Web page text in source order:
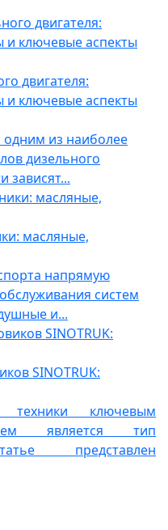
двигателя:
и ключевые аспекты
одним из наиболее
дизельного
зависят...
масляные,
напрямую
систем
и...
SINOTRUK:
ключевым
является тип
представлен